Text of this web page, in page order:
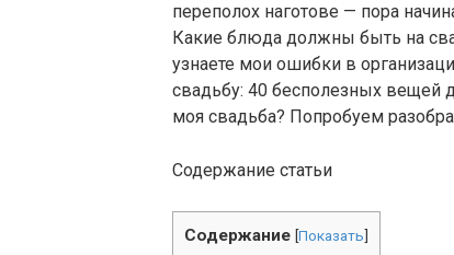
переполох наготове — пора
Какие блюда должны быть на
узнаете мои ошибки в
свадьбу: 40 бесполезных вещей
моя свадьба? Попробуем
Содержание статьи
Содержание [Показать]